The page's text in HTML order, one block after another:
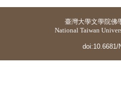
臺灣大學文學院佛
National Taiwan
doi:10.6681/